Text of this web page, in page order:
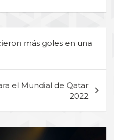
más goles en una
el Mundial de Qatar
2022